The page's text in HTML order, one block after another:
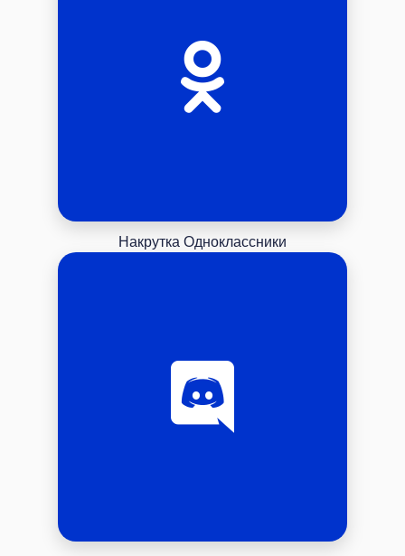
Накрутка Одноклассники